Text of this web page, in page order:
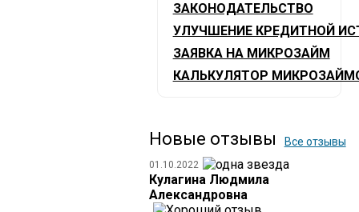
ЗАКОНОДАТЕЛЬСТВО
УЛУЧШЕНИЕ КРЕДИТНОЙ
ЗАЯВКА НА МИКРОЗАЙМ
КАЛЬКУЛЯТОР
Новые отзывы Все отзывы
01.10.2022
Кулагина Людмила
Александровна